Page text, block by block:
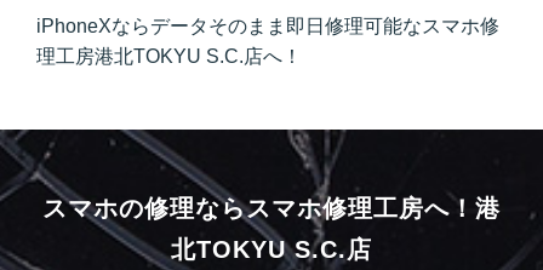
iPhoneXならデータそのまま即日修理可能なスマホ修
理工房港北TOKYU S.C.店へ！
スマホの修理ならスマホ修理工房へ！ 港
北TOKYU S.C.店